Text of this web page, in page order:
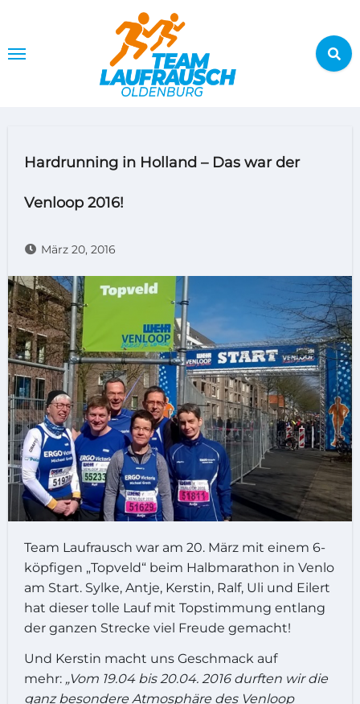
springen
Hardrunning in Holland – Das war der
Venloop 2016!
März 20, 2016
Team Laufrausch war am 20. März mit einem 6-
köpfigen „Topveld“ beim Halbmarathon in Venlo
am Start. Sylke, Antje, Kerstin, Ralf, Uli und Eilert
hat dieser tolle Lauf mit Topstimmung entlang
der ganzen Strecke viel Freude gemacht!
Und Kerstin macht uns Geschmack auf
mehr: „Vom 19.04 bis 20.04. 2016 durften wir die
ganz besondere Atmosphäre des Venloop